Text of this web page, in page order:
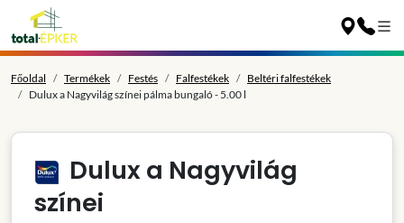
Főoldal Termékek Festés Falfestékek
Beltéri falfestékek
Dulux a Nagyvilág színei pálma bungaló - 5.00 l
Dulux a Nagyvilág
színei